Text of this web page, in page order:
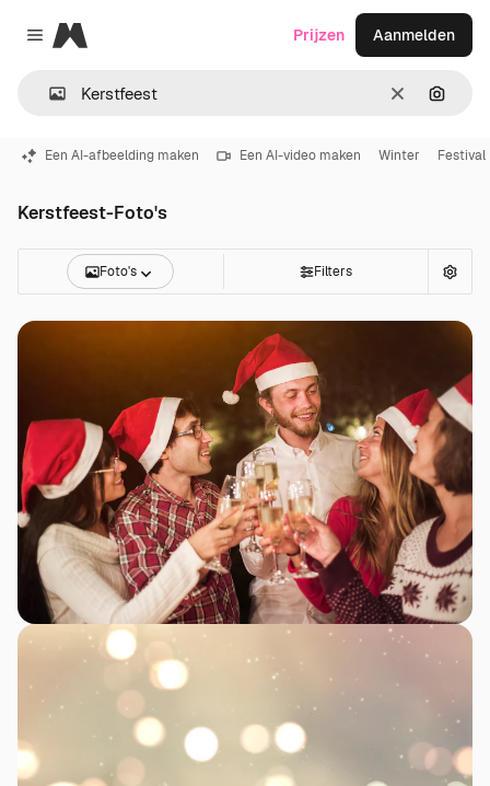
Close menu
Magnific
Wissen
Prijzen Aanmelden
Een AI-afbeelding maken Een AI-video maken Winter Festival
Kerstfeest-Foto's
Foto's Filters